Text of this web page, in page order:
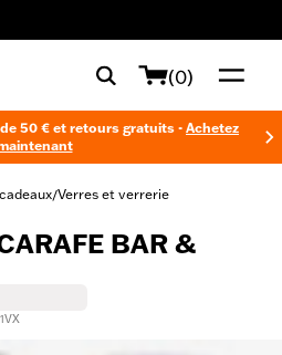
(0)
50 € et retours gratuits - Achetez
/Verres et verrerie
BAR &